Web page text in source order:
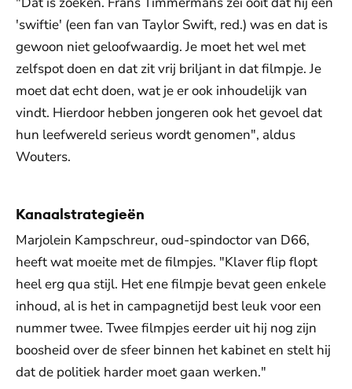
'swiftie' (een fan van Taylor Swift, red.) was en dat is
gewoon niet geloofwaardig. Je moet het wel met
zelfspot doen en dat zit vrij briljant in dat filmpje. Je
moet dat echt doen, wat je er ook inhoudelijk van
vindt. Hierdoor hebben jongeren ook het gevoel dat
hun leefwereld serieus wordt genomen", aldus
Wouters.
Kanaalstrategieën
Marjolein Kampschreur, oud-spindoctor van D66,
heeft wat moeite met de filmpjes. "Klaver flip flopt
heel erg qua stijl. Het ene filmpje bevat geen enkele
inhoud, al is het in campagnetijd best leuk voor een
nummer twee. Twee filmpjes eerder uit hij nog zijn
boosheid over de sfeer binnen het kabinet en stelt hij
dat de politiek harder moet gaan werken."